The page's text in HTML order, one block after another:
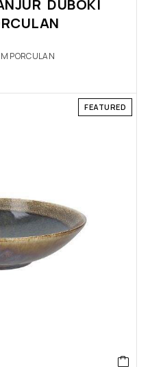
DUBOKI
PORCULAN
FEATURED